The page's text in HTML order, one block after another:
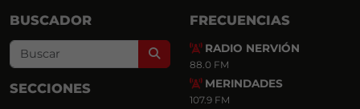
BUSCADOR
Search
SECCIONES
FRECUENCIAS
RADIO NERVIÓN
88.0 FM
MERINDADES
107.9 FM